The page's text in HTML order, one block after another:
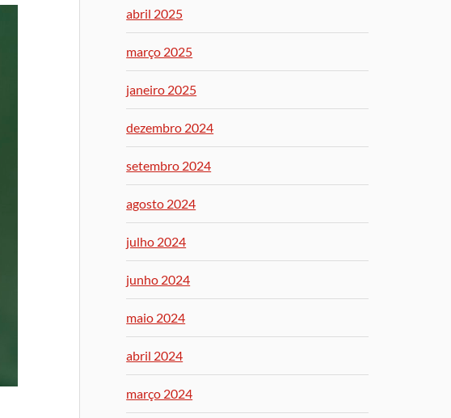
abril 2025
março 2025
janeiro 2025
dezembro 2024
setembro 2024
agosto 2024
julho 2024
junho 2024
maio 2024
abril 2024
março 2024